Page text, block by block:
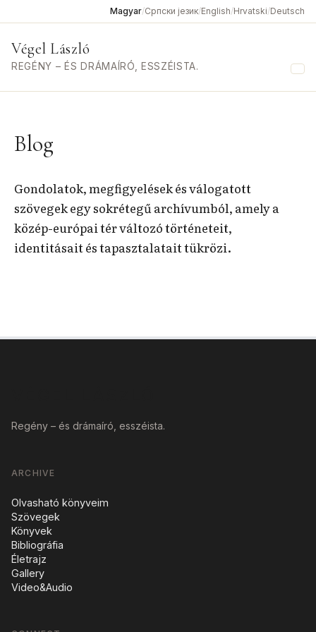
Magyar/Српски језик/English/Hrvatski/Deutsch
Végel László
REGÉNY – ÉS DRÁMAÍRÓ, ESSZÉISTA.
Blog
Gondolatok, megfigyelések és válogatott
szövegek egy sokrétegű archívumból, amely a
közép-európai tér változó történeteit,
identitásait és tapasztalatait tükrözi.
Regény – és drámaíró, esszéista.
ARCHIVE
Olvasható könyveim
Szövegek
Könyvek
Bibliográfia
Életrajz
Gallery
Video&Audio